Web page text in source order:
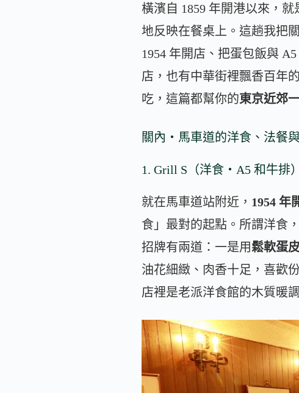
橫濱自 1859 年開港以來，
地反映在餐桌上。這趟我把
1954 年開店、把蛋包飯與
店，也有中華街裡飄香百年
吃，這篇都幫你的東京近郊
關內・馬車道的洋食、法餐
1. Grill S（洋食・A5 和牛排）
就在馬車道站附近， 1954 年
食」最對的起點。所謂洋食
招牌有兩道：一是用鬆軟蛋
油花細緻、肉香十足，喜歡
店裡是老派洋食館的木質暖